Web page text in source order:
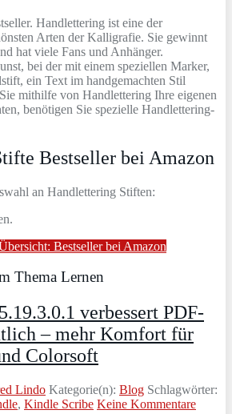
Handlettering ist eine der
Arten der Kalligrafie. Sie gewinnt
hat viele Fans und Anhänger.
bei der mit einem speziellen Marker,
ein Text im handgemachten Stil
mithilfe von Handlettering Ihre eigenen
benötigen Sie spezielle Handlettering-
Bestseller bei Amazon
an Handlettering Stiften:
Bestseller bei Amazon
Thema Lernen
verbessert PDF-
– mehr Komfort für
Colorsoft
Lindo Kategorie(n): Blog Schlagwörter:
, Kindle Scribe Keine Kommentare